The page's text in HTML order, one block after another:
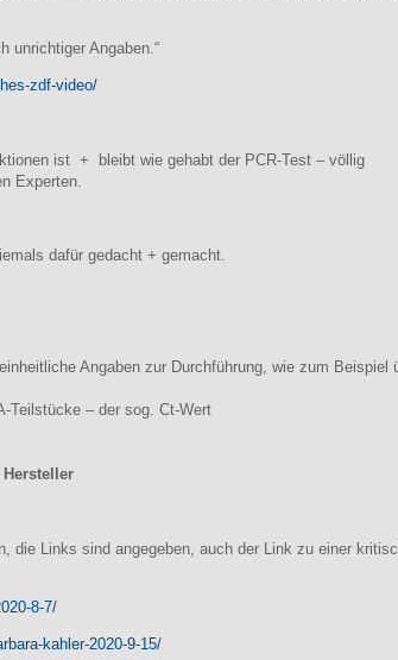
unrichtiger Angaben.“
zdf-video/
ist + bleibt wie gehabt der PCR-Test – völlig
Experten.
dafür gedacht + gemacht.
Angaben zur Durchführung, wie zum Beispiel
Teilstücke – der sog. Ct-Wert
Hersteller
die Links sind angegeben, auch der Link zu einer
8-7/
kahler-2020-9-15/